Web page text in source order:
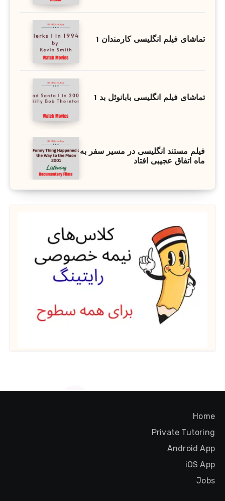
تماشای فیلم انگلیسی کارمندان 1
تماشای فیلم انگلیسی بابانوئل بد 1
فیلم مستند انگلیسی در مسیر سفر به
ماه اتفاق عجیبی افتاد
Home
Private Tutoring
Android App
iOS App
Jobs